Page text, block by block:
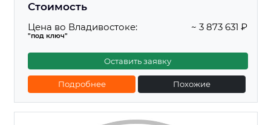
Стоимость
Цена во Владивостоке:
"под ключ"
~ 3 873 631 ₽
Оставить заявку
Подробнее Похожие